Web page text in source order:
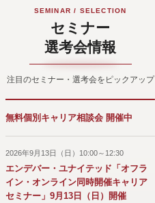
SEMINAR / SELECTION
セミナー
選考会情報
注目のセミナー・選考会をピックアップ
無料個別キャリア相談会 開催中
2026年9月13日（日）10:00～12:30
エンデバー・ユナイテッド「オフラ
イン・オンライン同時開催キャリア
セミナー」9月13日（日）開催